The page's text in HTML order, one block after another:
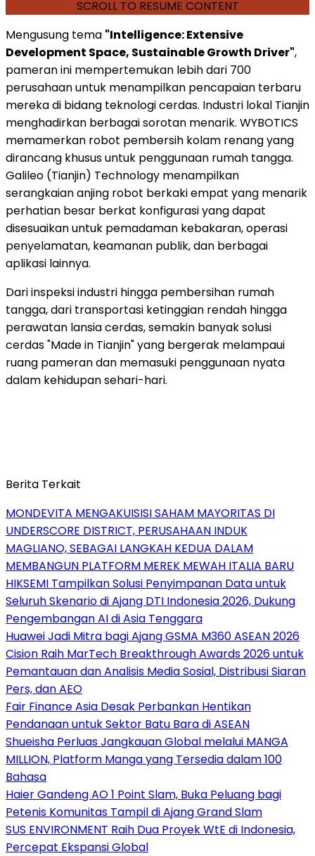
SCROLL TO RESUME CONTENT
Mengusung tema "Intelligence: Extensive
Development Space, Sustainable Growth Driver",
pameran ini mempertemukan lebih dari 700
perusahaan untuk menampilkan pencapaian terbaru
mereka di bidang teknologi cerdas. Industri lokal Tianjin
menghadirkan berbagai sorotan menarik. WYBOTICS
memamerkan robot pembersih kolam renang yang
dirancang khusus untuk penggunaan rumah tangga.
Galileo (Tianjin) Technology menampilkan
serangkaian anjing robot berkaki empat yang menarik
perhatian besar berkat konfigurasi yang dapat
disesuaikan untuk pemadaman kebakaran, operasi
penyelamatan, keamanan publik, dan berbagai
aplikasi lainnya.
Dari inspeksi industri hingga pembersihan rumah
tangga, dari transportasi ketinggian rendah hingga
perawatan lansia cerdas, semakin banyak solusi
cerdas "Made in Tianjin" yang bergerak melampaui
ruang pameran dan memasuki penggunaan nyata
dalam kehidupan sehari-hari.
Berita Terkait
MONDEVITA MENGAKUISISI SAHAM MAYORITAS DI
UNDERSCORE DISTRICT, PERUSAHAAN INDUK
MAGLIANO, SEBAGAI LANGKAH KEDUA DALAM
MEMBANGUN PLATFORM MEREK MEWAH ITALIA BARU
HIKSEMI Tampilkan Solusi Penyimpanan Data untuk
Seluruh Skenario di Ajang DTI Indonesia 2026, Dukung
Pengembangan AI di Asia Tenggara
Huawei Jadi Mitra bagi Ajang GSMA M360 ASEAN 2026
Cision Raih MarTech Breakthrough Awards 2026 untuk
Pemantauan dan Analisis Media Sosial, Distribusi Siaran
Pers, dan AEO
Fair Finance Asia Desak Perbankan Hentikan
Pendanaan untuk Sektor Batu Bara di ASEAN
Shueisha Perluas Jangkauan Global melalui MANGA
MILLION, Platform Manga yang Tersedia dalam 100
Bahasa
Haier Gandeng AO 1 Point Slam, Buka Peluang bagi
Petenis Komunitas Tampil di Ajang Grand Slam
SUS ENVIRONMENT Raih Dua Proyek WtE di Indonesia,
Percepat Ekspansi Global